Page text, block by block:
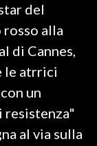
del
alla
di Cannes,
le atrrici
un
resistenza"
al via sulla